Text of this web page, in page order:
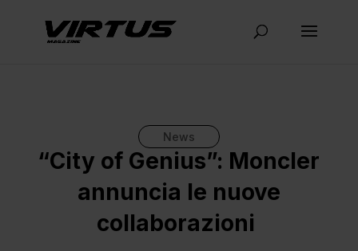
News
“City of Genius”: Moncler
annuncia le nuove
collaborazioni